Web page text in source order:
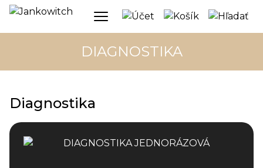
DIAGNOSTIKA
Diagnostika